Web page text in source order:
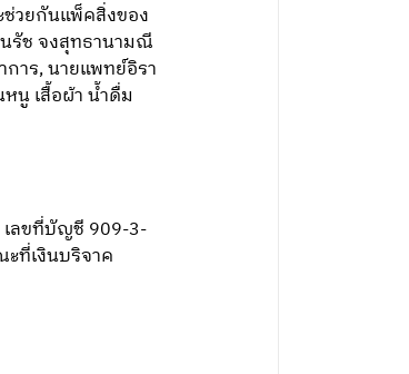
วยกันแพ็คสิ่งของ
นรัช จงสุทธานามณี
าร, นายแพทย์อิรา
นู เสื้อผ้า น้ำดื่ม
เลขที่บัญชี 909-3-
ที่เงินบริจาค